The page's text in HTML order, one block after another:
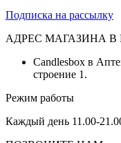
Подписка на рассылку
АДРЕС МАГАЗИНА
Candlesbox в
строение 1.
Режим работы
Каждый день 11.00-